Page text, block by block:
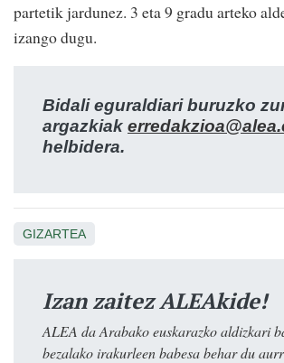
partetik jardunez. 3 eta 9 gradu arteko
izango dugu.
Bidali eguraldiari buruzko
argazkiak
helbidera.
GIZARTEA
Izan zaitez ALEAkide!
ALEA da Arabako euskarazko aldizkari
bezalako irakurleen babesa behar du